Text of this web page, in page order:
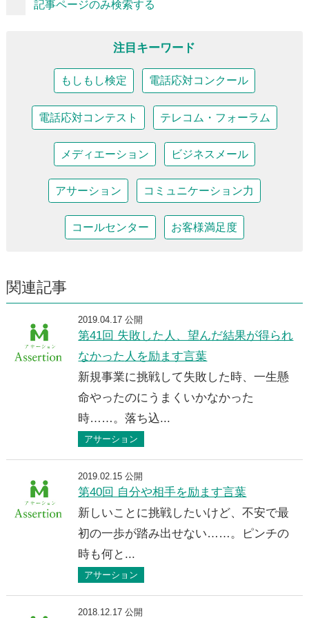
記事ページのみ検索する
注目キーワード
もしもし検定 電話応対コンクール
電話応対コンテスト テレコム・フォーラム
メディエーション ビジネスメール
アサーション コミュニケーション力
コールセンター お客様満足度
関連記事
2019.04.17 公開
第41回 失敗した人、望んだ結果が得られ
なかった人を励ます言葉
新規事業に挑戦して失敗した時、一生懸
命やったのにうまくいかなかった
時……。落ち込...
アサーション
2019.02.15 公開
第40回 自分や相手を励ます言葉
新しいことに挑戦したいけど、不安で最
初の一歩が踏み出せない……。ピンチの
時も何と...
アサーション
2018.12.17 公開